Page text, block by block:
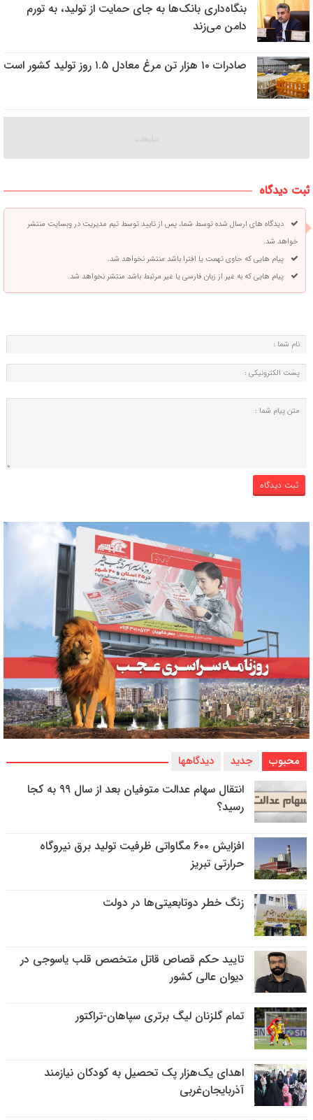
بنگاه‌داری بانک‌ها به جای حمایت از تولید، به تورم
دامن می‌زند
صادرات ۱۰ هزار تن مرغ معادل ۱.۵ روز تولید کشور است
ثبت دیدگاه
دیدگاه های ارسال شده توسط شما، پس از تایید توسط تیم مدیریت در وبسایت منتشر
خواهد شد.
پیام هایی که حاوی تهمت یا افترا باشد منتشر نخواهد شد.
پیام هایی که به غیر از زبان فارسی یا غیر مرتبط باشد منتشر نخواهد شد.
محبوب جدید دیدگاهها
انتقال سهام عدالت متوفیان بعد از سال ۹۹ به کجا
رسید؟
افزایش ۶۰۰ مگاواتی ظرفیت تولید برق نیروگاه
حرارتی تبریز
زنگ خطر دوتابعیتی‌ها در دولت
تایید حکم قصاص قاتل متخصص قلب یاسوجی در
دیوان عالی کشور
تمام گلزنان لیگ‌ برتری سپاهان-تراکتور
اهدای یک‌هزار پک تحصیل به کودکان نیازمند
آذربایجان‌غربی